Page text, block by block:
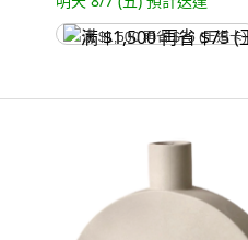
满 $1,500 再省 $75 (王道卡)